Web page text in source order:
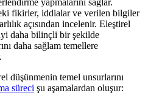
yapmalarını sağlar.
fikirler, iddialar ve verilen bilgiler
açısından incelenir. Eleştirel
daha bilinçli bir şekilde
daha sağlam temellere
düşünmenin temel unsurlarını
süreci şu aşamalardan oluşur: